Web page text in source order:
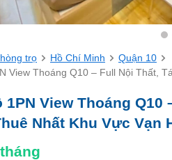
trọ Hồ Chí Minh
Quận 10
View Thoáng Q10 – Full Nội Thất,
1PN View Thoáng
Nhất Khu Vực Vạn